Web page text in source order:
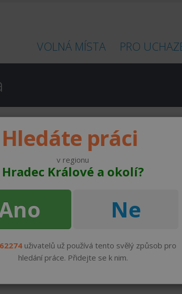
VOLNÁ MÍSTA PRO
Hledáte práci
v regionu
Hradec Králové a okolí?
Ne
62274 uživatelů už používá tento svělý způsob pro
hledání práce. Přidejte se k nim.